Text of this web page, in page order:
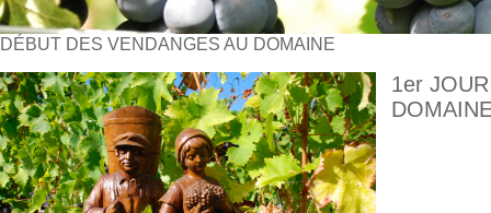
DÉBUT DES VENDANGES AU DOMAINE
1er